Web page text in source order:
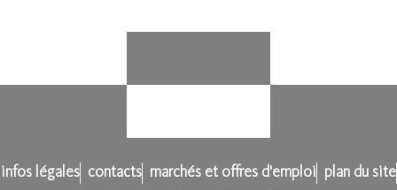
infos légales contacts marchés et offres d'emploi
plan du site